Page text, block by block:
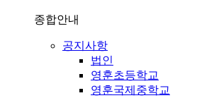
종합안내
공지사항
법인
영훈초등학교
영훈국제중학교